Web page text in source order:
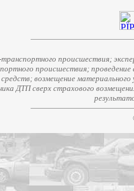
происшествия;
происшествия;
возмещение
ДТП сверх страхового